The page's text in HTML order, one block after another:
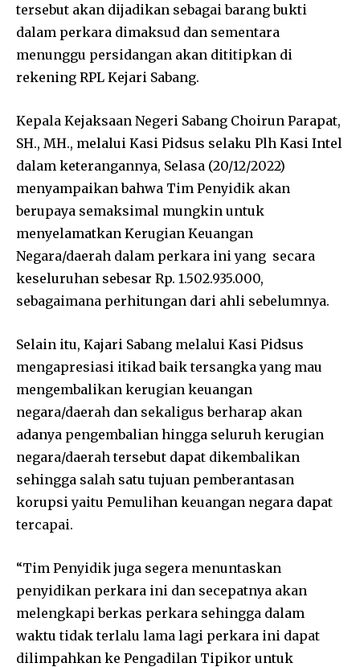
tersebut akan dijadikan sebagai barang bukti
dalam perkara dimaksud dan sementara
menunggu persidangan akan dititipkan di
rekening RPL Kejari Sabang.
Kepala Kejaksaan Negeri Sabang Choirun Parapat,
SH., MH., melalui Kasi Pidsus selaku Plh Kasi Intel
dalam keterangannya, Selasa (20/12/2022)
menyampaikan bahwa Tim Penyidik akan
berupaya semaksimal mungkin untuk
menyelamatkan Kerugian Keuangan
Negara/daerah dalam perkara ini yang secara
keseluruhan sebesar Rp. 1.502.935.000,
sebagaimana perhitungan dari ahli sebelumnya.
Selain itu, Kajari Sabang melalui Kasi Pidsus
mengapresiasi itikad baik tersangka yang mau
mengembalikan kerugian keuangan
negara/daerah dan sekaligus berharap akan
adanya pengembalian hingga seluruh kerugian
negara/daerah tersebut dapat dikembalikan
sehingga salah satu tujuan pemberantasan
korupsi yaitu Pemulihan keuangan negara dapat
tercapai.
“Tim Penyidik juga segera menuntaskan
penyidikan perkara ini dan secepatnya akan
melengkapi berkas perkara sehingga dalam
waktu tidak terlalu lama lagi perkara ini dapat
dilimpahkan ke Pengadilan Tipikor untuk